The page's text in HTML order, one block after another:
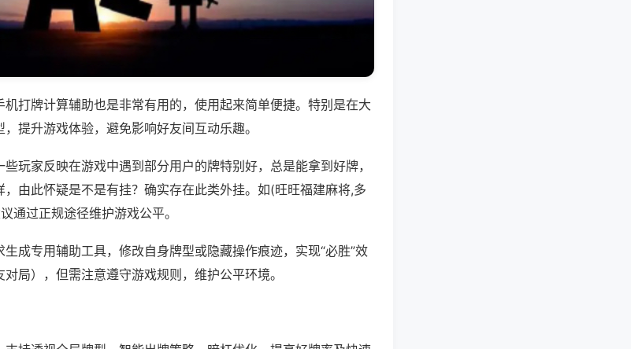
打牌计算辅助也是非常有用的，使用起来简单便捷。特别是在大
提升游戏体验，避免影响好友间互动乐趣。
玩家反映在游戏中遇到部分用户的牌特别好，总是能拿到好牌，
由此怀疑是不是有挂？确实存在此类外挂。如(旺旺福建麻将,多
通过正规途径维护游戏公平。
成专用辅助工具，修改自身牌型或隐藏操作痕迹，实现“必胜”效
局），但需注意遵守游戏规则，维护公平环境。